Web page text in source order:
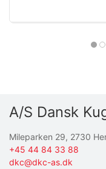
A/S Dansk
Mileparken 29, 2730
+45 44 84 33 88
dkc@dkc-as.dk